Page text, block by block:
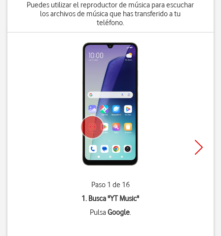
Puedes utilizar el reproductor de música para escuchar
los archivos de música que has transferido a tu
teléfono.
Paso 1 de 16
1. Busca "YT Music"
PulsaGoogle.